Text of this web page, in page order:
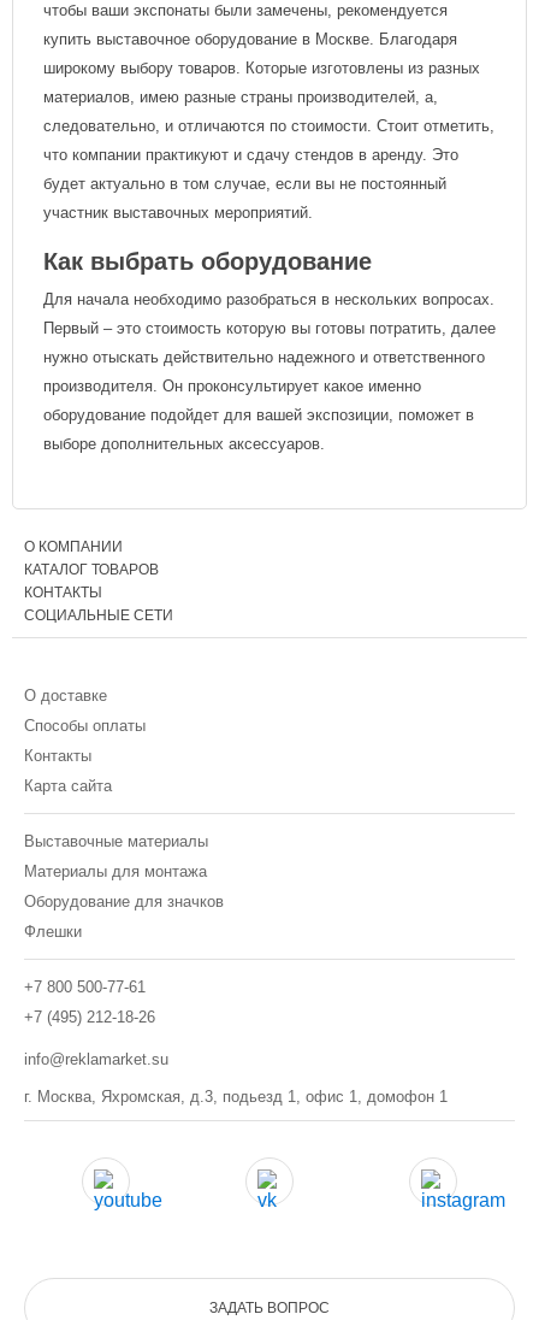
чтобы ваши экспонаты были замечены, рекомендуется
купить выставочное оборудование в Москве. Благодаря
широкому выбору товаров. Которые изготовлены из разных
материалов, имею разные страны производителей, а,
следовательно, и отличаются по стоимости. Стоит отметить,
что компании практикуют и сдачу стендов в аренду. Это
будет актуально в том случае, если вы не постоянный
участник выставочных мероприятий.
Как выбрать оборудование
Для начала необходимо разобраться в нескольких вопросах.
Первый – это стоимость которую вы готовы потратить, далее
нужно отыскать действительно надежного и ответственного
производителя. Он проконсультирует какое именно
оборудование подойдет для вашей экспозиции, поможет в
выборе дополнительных аксессуаров.
О КОМПАНИИ
КАТАЛОГ ТОВАРОВ
КОНТАКТЫ
СОЦИАЛЬНЫЕ СЕТИ
О доставке
Способы оплаты
Контакты
Карта сайта
Выставочные материалы
Материалы для монтажа
Оборудование для значков
Флешки
+7 800 500-77-61
+7 (495) 212-18-26
info@reklamarket.su
г. Москва, Яхромская, д.3, подьезд 1, офис 1, домофон 1
ЗАДАТЬ ВОПРОС